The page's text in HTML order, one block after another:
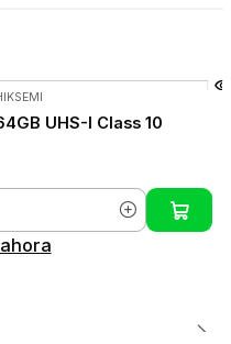
UHS-I Class 10